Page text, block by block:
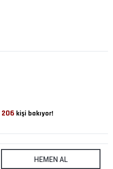
206 kişi bakıyor!
HEMEN AL